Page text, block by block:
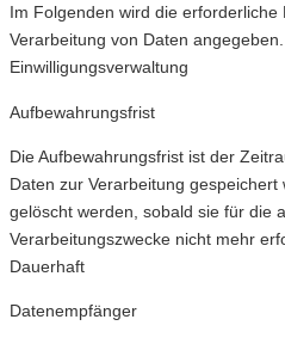
Im Folgenden wird die
Verarbeitung von Daten angegeben.
Einwilligungsverwaltung
Aufbewahrungsfrist
Die Aufbewahrungsfrist ist der
Daten zur Verarbeitung
gelöscht werden, sobald sie für die
Verarbeitungszwecke nicht mehr
Dauerhaft
Datenempfänger